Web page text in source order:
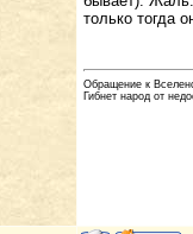
только тогда
Обращение к
Гибнет народ от